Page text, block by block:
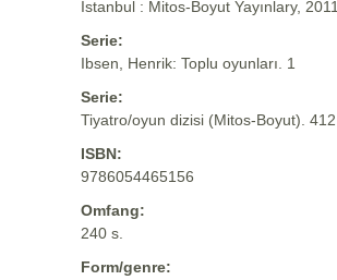
İstanbul : Mitos-Boyut Yayınlary, 2011
Serie:
Ibsen, Henrik: Toplu oyunları. 1
Serie:
Tiyatro/oyun dizisi (Mitos-Boyut). 412
ISBN:
9786054465156
Omfang:
240 s.
Form/genre: